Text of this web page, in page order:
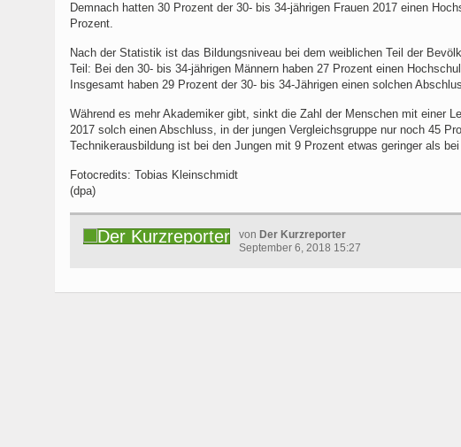
Demnach hatten 30 Prozent der 30- bis 34-jährigen Frauen 2017 einen
Prozent.
Nach der Statistik ist das Bildungsniveau bei dem weiblichen Teil der
Teil: Bei den 30- bis 34-jährigen Männern haben 27 Prozent einen
Insgesamt haben 29 Prozent der 30- bis 34-Jährigen einen solchen
Während es mehr Akademiker gibt, sinkt die Zahl der Menschen mit einer
2017 solch einen Abschluss, in der jungen Vergleichsgruppe nur noch 45
Technikerausbildung ist bei den Jungen mit 9 Prozent etwas geringer als
Fotocredits: Tobias Kleinschmidt
(dpa)
von Der Kurzreporter
September 6, 2018 15:27